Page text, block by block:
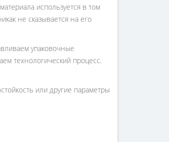
используется в том
не сказывается на его
упаковочные
технологический процесс.
или другие параметры